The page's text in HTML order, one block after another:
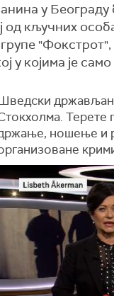
у Београду
од кључних
"Фокстрот",
у којима је
Терете
ношење и